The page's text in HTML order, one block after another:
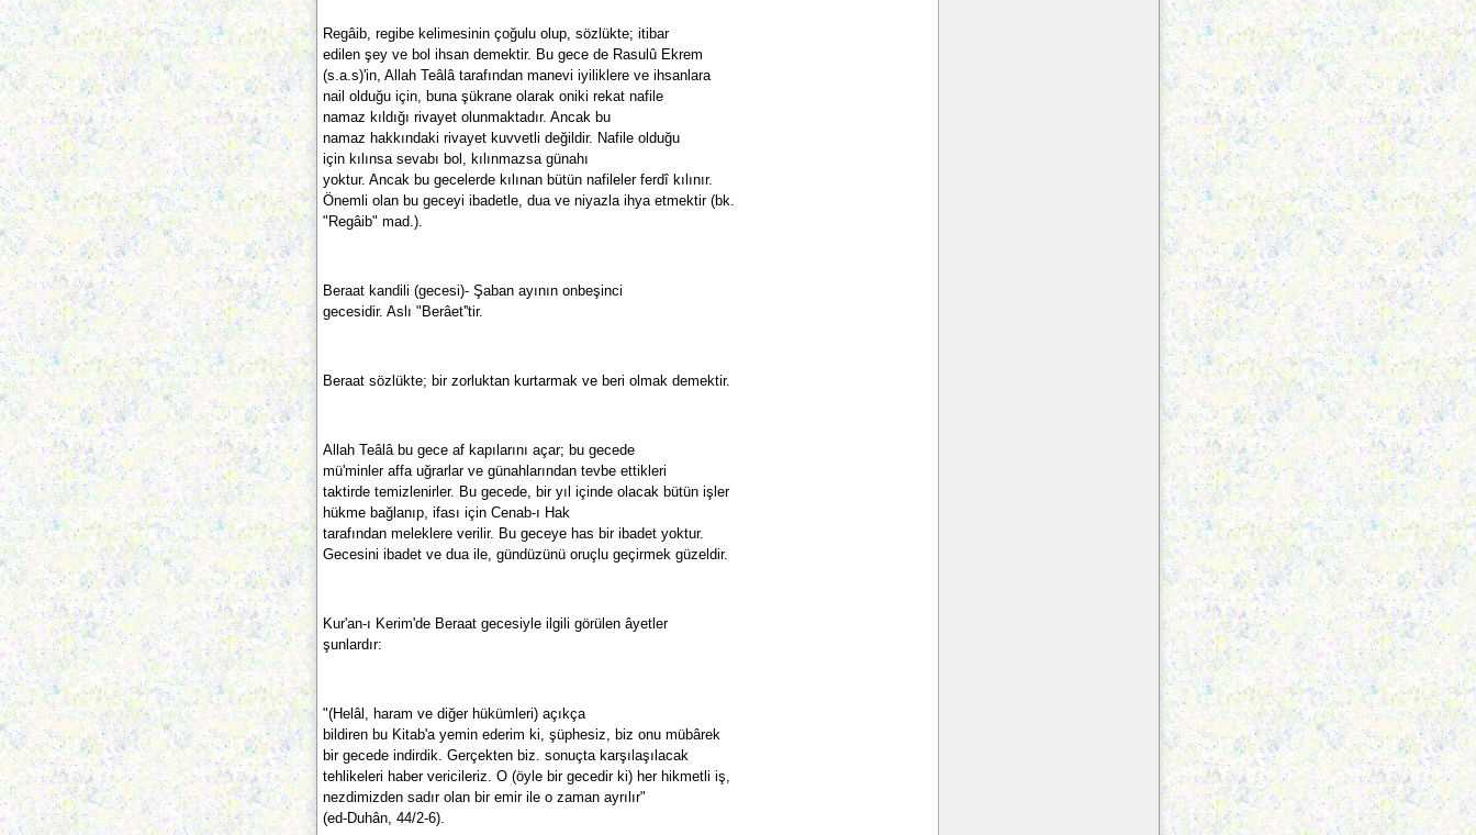
Regâib, regibe kelimesinin çoğulu olup, sözlükte; itibar
edilen şey ve bol ihsan demektir. Bu gece de Rasulû Ekrem
(s.a.s)'in, Allah Teâlâ tarafından manevi iyiliklere ve ihsanlara
nail olduğu için, buna şükrane olarak oniki rekat nafile
namaz kıldığı rivayet olunmaktadır. Ancak bu
namaz hakkındaki rivayet kuvvetli değildir. Nafile olduğu
için kılınsa sevabı bol, kılınmazsa günahı
yoktur. Ancak bu gecelerde kılınan bütün nafileler ferdî kılınır.
Önemli olan bu geceyi ibadetle, dua ve niyazla ihya etmektir (bk.
"Regâib" mad.).
Beraat kandili (gecesi)- Şaban ayının onbeşinci
gecesidir. Aslı "Berâet''tir.
Beraat sözlükte; bir zorluktan kurtarmak ve beri olmak demektir.
Allah Teâlâ bu gece af kapılarını açar; bu gecede
mü'minler affa uğrarlar ve günahlarından tevbe ettikleri
taktirde temizlenirler. Bu gecede, bir yıl içinde olacak bütün işler
hükme bağlanıp, ifası için Cenab-ı Hak
tarafından meleklere verilir. Bu geceye has bir ibadet yoktur.
Gecesini ibadet ve dua ile, gündüzünü oruçlu geçirmek güzeldir.
Kur'an-ı Kerim'de Beraat gecesiyle ilgili görülen âyetler
şunlardır:
"(Helâl, haram ve diğer hükümleri) açıkça
bildiren bu Kitab'a yemin ederim ki, şüphesiz, biz onu mübârek
bir gecede indirdik. Gerçekten biz. sonuçta karşılaşılacak
tehlikeleri haber vericileriz. O (öyle bir gecedir ki) her hikmetli iş,
nezdimizden sadır olan bir emir ile o zaman ayrılır"
(ed-Duhân, 44/2-6).